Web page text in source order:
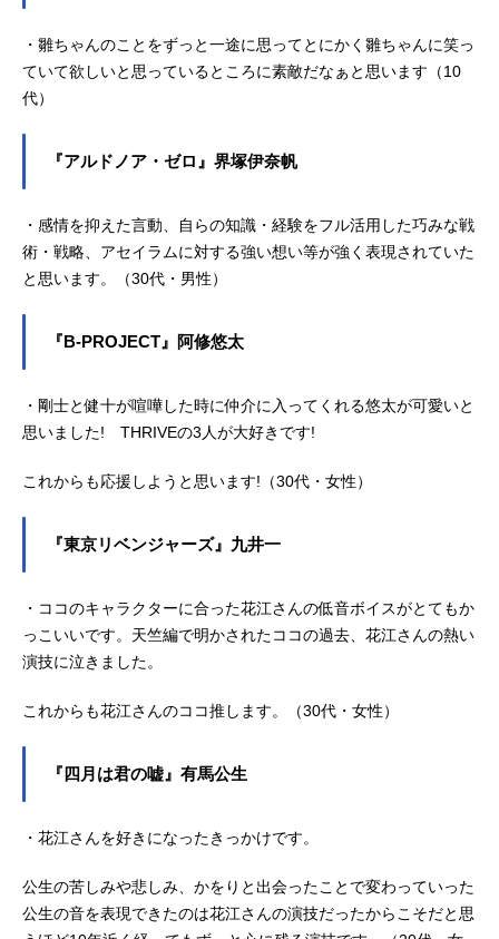
・雛ちゃんのことをずっと一途に思ってとにかく雛ちゃんに笑っ
ていて欲しいと思っているところに素敵だなぁと思います（10
代）
『アルドノア・ゼロ』界塚伊奈帆
・感情を抑えた言動、自らの知識・経験をフル活用した巧みな戦
術・戦略、アセイラムに対する強い想い等が強く表現されていた
と思います。（30代・男性）
『B-PROJECT』阿修悠太
・剛士と健十が喧嘩した時に仲介に入ってくれる悠太が可愛いと
思いました! THRIVEの3人が大好きです!
これからも応援しようと思います!（30代・女性）
『東京リベンジャーズ』九井一
・ココのキャラクターに合った花江さんの低音ボイスがとてもか
っこいいです。天竺編で明かされたココの過去、花江さんの熱い
演技に泣きました。
これからも花江さんのココ推します。（30代・女性）
『四月は君の嘘』有馬公生
・花江さんを好きになったきっかけです。
公生の苦しみや悲しみ、かをりと出会ったことで変わっていった
公生の音を表現できたのは花江さんの演技だったからこそだと思